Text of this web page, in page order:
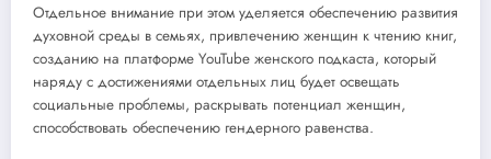
Отдельное внимание при этом уделяется обеспечению развития
духовной среды в семьях, привлечению женщин к чтению книг,
созданию на платформе YouTube женского подкаста, который
наряду с достижениями отдельных лиц будет освещать
социальные проблемы, раскрывать потенциал женщин,
способствовать обеспечению гендерного равенства.